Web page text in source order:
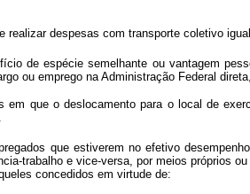
despesas com transporte coletivo
de espécie semelhante ou vantagem
ou emprego na Administração Federal
o deslocamento para o local de
que estiverem no efetivo
trabalho e vice-versa, por meios próprios
concedidos em virtude de: